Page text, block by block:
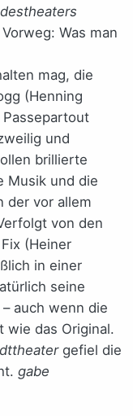
Was man
mag, die
(Henning
und
brillierte
Musik und die
der vor allem
von den
(Heiner
in einer
seine
auch wenn die
wie das Original.
gefiel die
gabe